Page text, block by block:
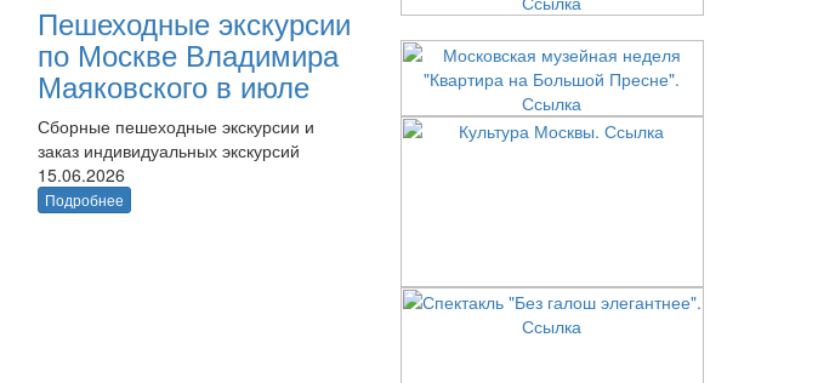
Пешеходные экскурсии
по Москве Владимира
Маяковского в июле
Сборные пешеходные экскурсии и
заказ индивидуальных экскурсий
15.06.2026
Подробнее